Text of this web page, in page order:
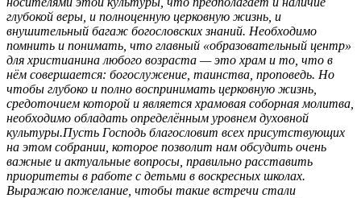
глубокой веры, и полноценную церковную жизнь, и
внушительный багаж богословских знаний. Необходимо
помнить и понимать, что главный «образовательный центр»
для христианина любого возраста — это храм и то, что в
нём совершается: богослужение, таинства, проповедь. Но
чтобы глубоко и полно воспринимать церковную жизнь,
средоточием которой и является храмовая соборная молитва,
необходимо обладать определённым уровнем духовной
культуры.Пусть Господь благословит всех присутствующих
на этом собрании, которое позволит нам обсудить очень
важные и актуальные вопросы, правильно расставить
приоритеты в работе с детьми в воскресных школах.
Выражаю пожелание, чтобы такие встречи стали